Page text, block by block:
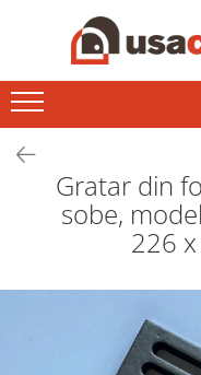
Accesorii si componente
Admisie aer pentru
Hai la Grătar!
Plite de gatit
Gratar din
sobe,
226